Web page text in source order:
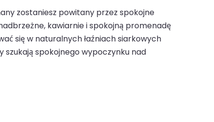
zostaniesz powitany przez spokojne
kawiarnie i spokojną promenadę
się w naturalnych łaźniach siarkowych
szukają spokojnego wypoczynku nad